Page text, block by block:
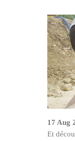
17 Aug
Et